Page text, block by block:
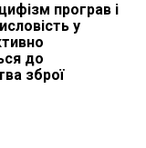
програв і
у
до
зброї